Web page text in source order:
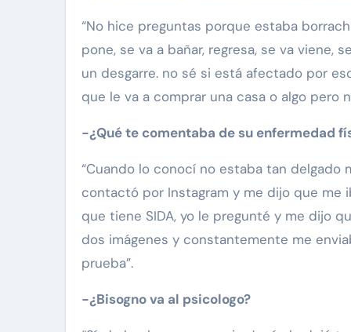
“No hice preguntas porque estaba
pone, se va a bañar, regresa, se va viene,
un desgarre. no sé si está afectado por
que le va a comprar una casa o algo pero
-¿Qué te comentaba de su enfermedad
“Cuando lo conocí no estaba tan delgado
contactó por Instagram y me dijo que me
que tiene SIDA, yo le pregunté y me dijo
dos imágenes y constantemente me
prueba”.
-¿Bisogno va al psicologo?